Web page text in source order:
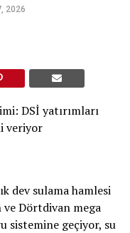
2026
DSİ yatırımları
veriyor
dev sulama hamlesi
ve Dörtdivan mega
sistemine geçiyor, su